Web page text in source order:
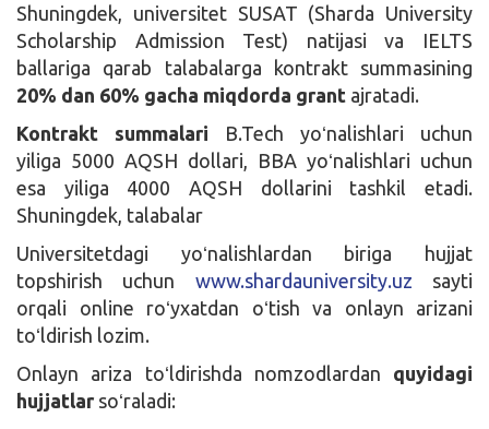
Shuningdek, universitet SUSAT (Sharda University
Scholarship Admission Test) natijasi va IELTS
ballariga qarab talabalarga kontrakt summasining
20% dan 60% gacha miqdorda grant ajratadi.
Kontrakt summalari B.Tech yoʻnalishlari uchun
yiliga 5000 AQSH dollari, BBA yoʻnalishlari uchun
esa yiliga 4000 AQSH dollarini tashkil etadi.
Shuningdek, talabalar
Universitetdagi yoʻnalishlardan biriga hujjat
topshirish uchun www.shardauniversity.uz sayti
orqali online roʻyxatdan oʻtish va onlayn arizani
toʻldirish lozim.
Onlayn ariza toʻldirishda nomzodlardan quyidagi
hujjatlar soʻraladi: